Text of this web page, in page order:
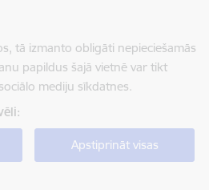
tā izmanto obligāti nepieciešamās
papildus šajā vietnē var tikt
mediju sīkdatnes.
Apstiprināt visas